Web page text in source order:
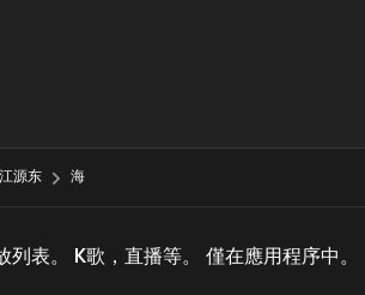
江源东 海
列表。 K歌，直播等。 僅在應用程序中。